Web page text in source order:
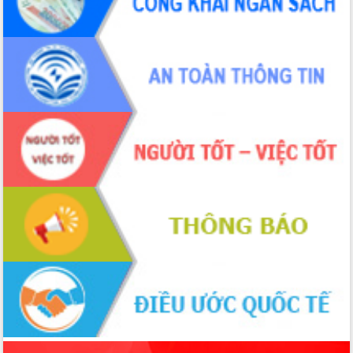
món ăn từ sầu riêng
Đắk Lắk công bố Quy hoạch và xúc
tiến đầu tư tỉnh
Ngành cá ngừ Đắk Lắk chủ động thích
ứng để giữ vững thị trường xuất khẩu
Diễn đàn Kinh tế tư nhân Việt Nam đột
phá cơ chế - Hợp tác công tư
Đề án 06 tạo bước ngoặt đột phá trong
cải cách hành chính tỉnh Đắk Lắk
Kết nối tour, đẩy mạnh chuyển đổi số
để phát triển du lịch Đắk Lắk
Khởi động Dự án Đầu tư xây dựng hạ
tầng kỹ thuật Cụm công nghiệp Tân
Tiến
Gặp mặt các cơ quan báo chí nhân Kỷ
niệm 101 năm Ngày Báo chí Cách
mạng Việt Nam
Đắk Lắk sơ kết 4 năm triển khai thực
hiện Đề án 06 của Chính phủ
Họp báo thông tin về Hội nghị Công bố